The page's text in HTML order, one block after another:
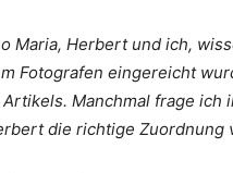
Maria, Herbert und ich,
Fotografen eingereicht
Manchmal frage ich
die richtige Zuordnung